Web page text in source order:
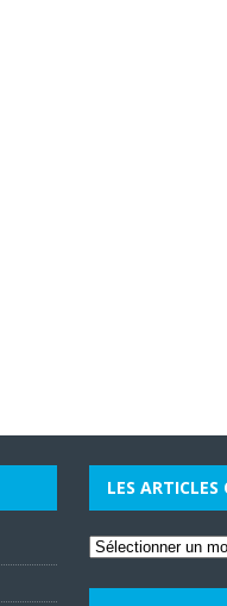
LES ARTICLES